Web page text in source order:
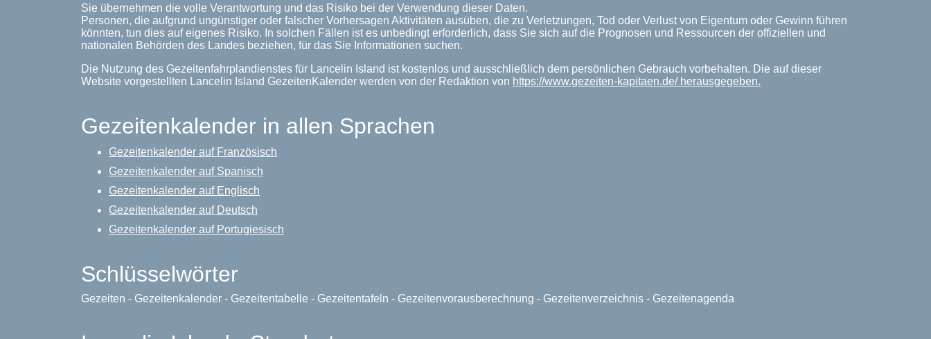
Sie übernehmen die volle Verantwortung und das Risiko bei der Verwendung dieser Daten.
Personen, die aufgrund ungünstiger oder falscher Vorhersagen Aktivitäten ausüben, die zu Verletzungen, Tod oder Verlust von Eigentum oder Gewinn führen
könnten, tun dies auf eigenes Risiko. In solchen Fällen ist es unbedingt erforderlich, dass Sie sich auf die Prognosen und Ressourcen der offiziellen und
nationalen Behörden des Landes beziehen, für das Sie Informationen suchen.
Die Nutzung des Gezeitenfahrplandienstes für Lancelin Island ist kostenlos und ausschließlich dem persönlichen Gebrauch vorbehalten. Die auf dieser
Website vorgestellten Lancelin Island GezeitenKalender werden von der Redaktion von https://www.gezeiten-kapitaen.de/ herausgegeben.
Gezeitenkalender in allen Sprachen
Gezeitenkalender auf Französisch
Gezeitenkalender auf Spanisch
Gezeitenkalender auf Englisch
Gezeitenkalender auf Deutsch
Gezeitenkalender auf Portugiesisch
Schlüsselwörter
Gezeiten - Gezeitenkalender - Gezeitentabelle - Gezeitentafeln - Gezeitenvorausberechnung - Gezeitenverzeichnis - Gezeitenagenda